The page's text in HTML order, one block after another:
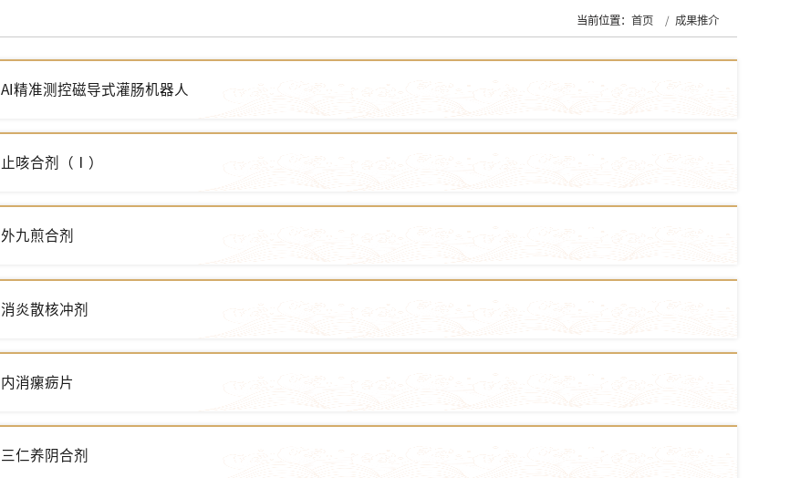
当前位置：首页 成果推介
AI精准测控磁导式灌肠机器人
止咳合剂（Ⅰ）
外九煎合剂
消炎散核冲剂
内消瘰疬片
三仁养阴合剂